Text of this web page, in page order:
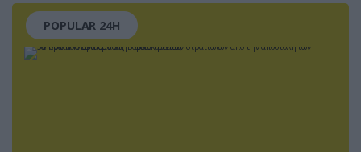
POPULAR 24H